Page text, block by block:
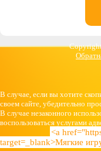
В случае, если вы хотите
своем сайте, убедительно
В случае незаконного
воспользоваться услугами
<a
target=_blank>Мягкие